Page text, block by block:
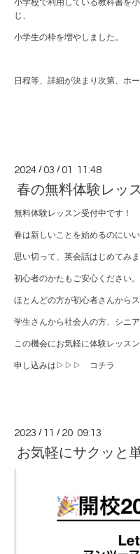
小学校で利用している教科書を
じ、
小学生の枠を増やしました。
日程等、詳細が決まり次第、ホ
2024 /03 /01 11:48
春の無料体験レッ
無料体験レッスン受付中です！
春は新しいことを始めるのにいい
思い切って、英会話はじめてみ
初心者のかたもご安心ください。
ほとんどの方が初心者さんから
学生さんから社会人の方、シニ
この機会にお気軽に体験レッス
申し込みは▷▷▷ コチラ
2023 / 11 / 20 09:13
お気軽にサクッと